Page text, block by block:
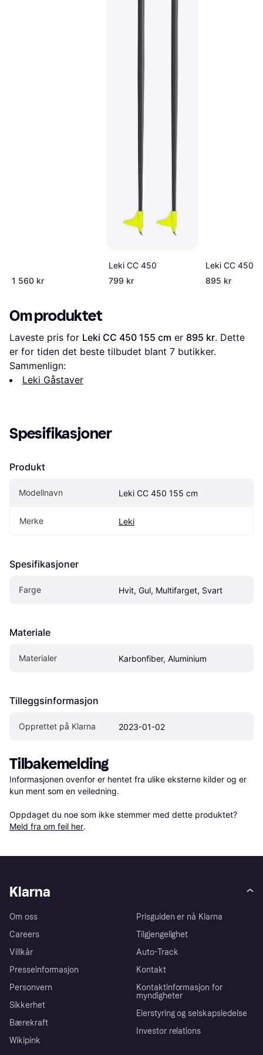
1 560 kr
Leki CC 450
799 kr
Leki CC 450
895 kr
Om produktet
Laveste pris for Leki CC 450 155 cm er 895 kr. Dette
er for tiden det beste tilbudet blant 7 butikker.
Sammenlign:
Leki Gåstaver
Spesifikasjoner
Produkt
Modellnavn Leki CC 450 155 cm
Merke Leki
Spesifikasjoner
Farge Hvit, Gul, Multifarget, Svart
Materiale
Materialer Karbonfiber, Aluminium
Tilleggsinformasjon
Opprettet på Klarna 2023-01-02
Tilbakemelding
Informasjonen ovenfor er hentet fra ulike eksterne kilder og er
kun ment som en veiledning.
Oppdaget du noe som ikke stemmer med dette produktet?
Meld fra om feil her.
Klarna
Om oss
Careers
Villkår
Presseinformasjon
Personvern
Sikkerhet
Bærekraft
Wikipink
Prisguiden er nå Klarna
Tilgjengelighet
Auto-Track
Kontakt
Kontaktinformasjon for
myndigheter
Eierstyring og selskapsledelse
Investor relations